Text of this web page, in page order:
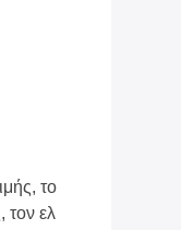
το
τον ελ